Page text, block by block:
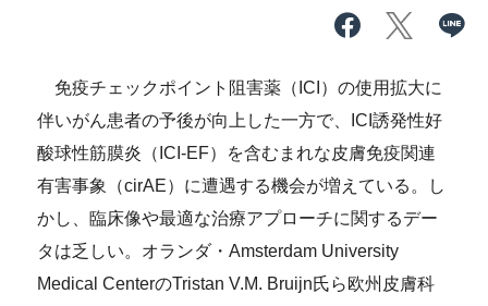
免疫チェックポイント阻害薬（ICI）の使用拡大に
伴いがん患者の予後が向上した一方で、ICI誘発性好
酸球性筋膜炎（ICI-EF）を含むまれな皮膚免疫関連
有害事象（cirAE）に遭遇する機会が増えている。し
かし、臨床像や最適な治療アプローチに関するデー
タは乏しい。オランダ・Amsterdam University
Medical CenterのTristan V.M. Bruijn氏ら欧州皮膚科